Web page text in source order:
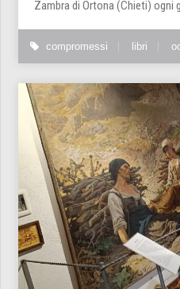
Zambra di Ortona (Chieti) ogni
compromessi libri